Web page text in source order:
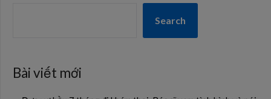
Search
Bài viết mới